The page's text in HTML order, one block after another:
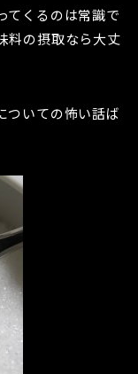
てくるのは常識で
料の摂取なら大丈
ついての怖い話ば